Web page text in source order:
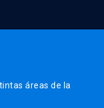
áreas de la